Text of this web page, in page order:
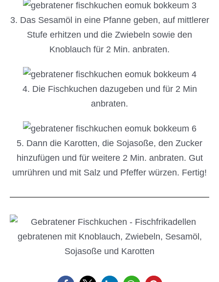
3. Das Sesamöl in eine Pfanne geben, auf mittlerer
Stufe erhitzen und die Zwiebeln sowie den
Knoblauch für 2 Min. anbraten.
4. Die Fischkuchen dazugeben und für 2 Min
anbraten.
5. Dann die Karotten, die Sojasoße, den Zucker
hinzufügen und für weitere 2 Min. anbraten. Gut
umrühren und mit Salz und Pfeffer würzen. Fertig!